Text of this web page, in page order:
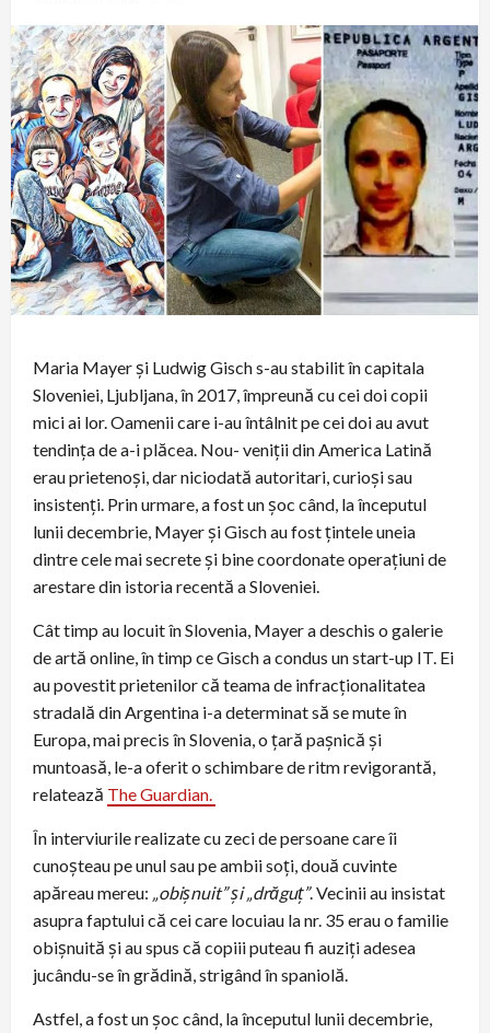
Maria Mayer și Ludwig Gisch s-au stabilit în capitala
Sloveniei, Ljubljana, în 2017, împreună cu cei doi copii
mici ai lor. Oamenii care i-au întâlnit pe cei doi au avut
tendința de a-i plăcea. Nou- veniții din America Latină
erau prietenoși, dar niciodată autoritari, curioși sau
insistenți. Prin urmare, a fost un șoc când, la începutul
lunii decembrie, Mayer și Gisch au fost țintele uneia
dintre cele mai secrete și bine coordonate operațiuni de
arestare din istoria recentă a Sloveniei.
Cât timp au locuit în Slovenia, Mayer a deschis o galerie
de artă online, în timp ce Gisch a condus un start-up IT. Ei
au povestit prietenilor că teama de infracționalitatea
stradală din Argentina i-a determinat să se mute în
Europa, mai precis în Slovenia, o țară pașnică și
muntoasă, le-a oferit o schimbare de ritm revigorantă,
relatează The Guardian.
În interviurile realizate cu zeci de persoane care îi
cunoșteau pe unul sau pe ambii soți, două cuvinte
apăreau mereu: „obișnuit” și „drăguț”. Vecinii au insistat
asupra faptului că cei care locuiau la nr. 35 erau o familie
obișnuită și au spus că copiii puteau fi auziți adesea
jucându-se în grădină, strigând în spaniolă.
Astfel, a fost un șoc când, la începutul lunii decembrie,